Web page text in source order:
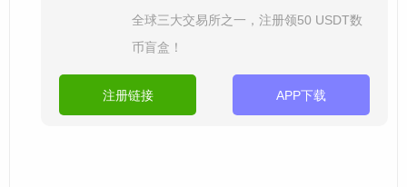
全球三大交易所之一，注册领50 USDT数
币盲盒！
注册链接 APP下载